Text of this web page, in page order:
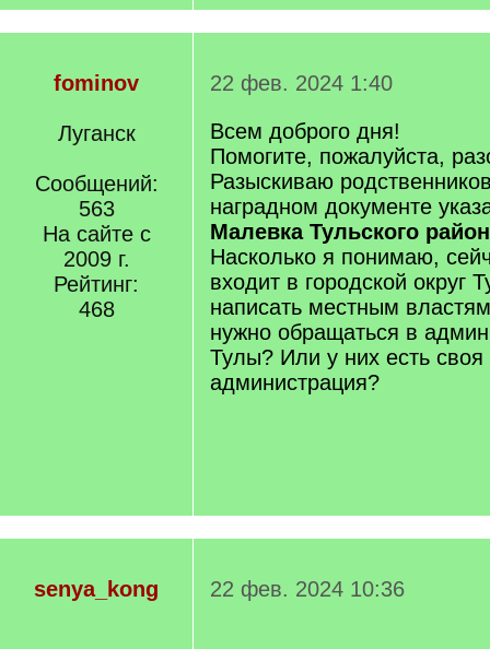
fominov
Луганск
Сообщений:
563
На сайте с
2009 г.
Рейтинг:
468
22 фев. 2024 1:40
Всем доброго дня!
Помогите, пожалуйста,
Разыскиваю
наградном документе
Малевка Тульского
Насколько я понимаю,
входит в городской округ
написать местным
нужно обращаться в
Тулы? Или у них есть своя
администрация?
senya_kong 22 фев. 2024 10:36